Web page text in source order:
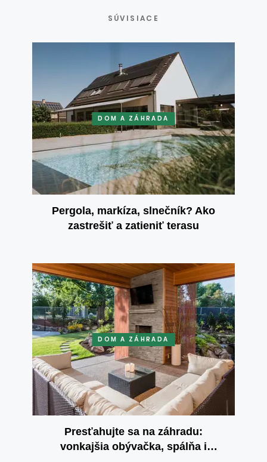
SÚVISIACE
DOM A ZÁHRADA
Pergola, markíza, slnečník? Ako
zastrešiť a zatieniť terasu
DOM A ZÁHRADA
Presťahujte sa na záhradu:
vonkajšia obývačka, spálňa i